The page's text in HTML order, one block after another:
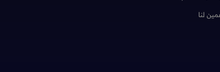
لنا